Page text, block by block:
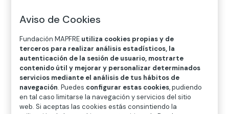
O
P Q R
V
W X Y Z
Diccionario de seguros
Aviso de Cookies
Fundación MAPFRE utiliza cookies propias y de
terceros para realizar análisis estadísticos, la
autenticación de la sesión de usuario, mostrarte
contenido útil y mejorar y personalizar determinados
servicios mediante el análisis de tus hábitos de
navegación. Puedes configurar estas cookies, pudiendo
en tal caso limitarse la navegación y servicios del sitio
web. Si aceptas las cookies estás consintiendo la